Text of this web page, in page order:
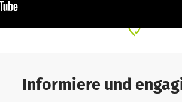
Leben.
ist mit viel Verantwortung und
gemacht, jedem Tier das
Informiere und